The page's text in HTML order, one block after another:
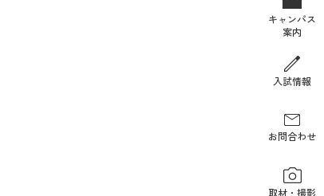
キャンパス
案内
入試情報
お問合わせ
取材・撮影